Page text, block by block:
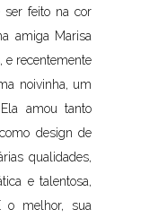
ser feito na cor
amiga Marisa
e recentemente
noivinha, um
amou tanto
design de
qualidades,
e talentosa,
o melhor, sua